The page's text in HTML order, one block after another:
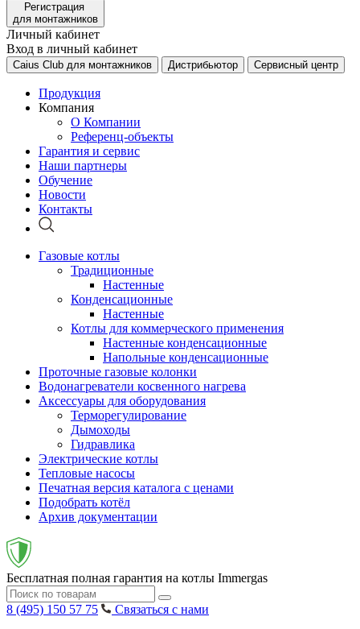
Регистрация
для монтажников
Личный кабинет
Вход в личный кабинет
Caius Club для монтажников Дистрибьютор Сервисный центр
Продукция
Компания
О Компании
Референц-объекты
Гарантия и сервис
Наши партнеры
Обучение
Новости
Контакты
Газовые котлы
Традиционные
Настенные
Конденсационные
Настенные
Котлы для коммерческого применения
Настенные конденсационные
Напольные конденсационные
Проточные газовые колонки
Водонагреватели косвенного нагрева
Аксессуары для оборудования
Терморегулирование
Дымоходы
Гидравлика
Электрические котлы
Тепловые насосы
Печатная версия каталога с ценами
Подобрать котёл
Архив документации
Бесплатная полная гарантия на котлы Immergas
8 (495) 150 57 75
Связаться с нами